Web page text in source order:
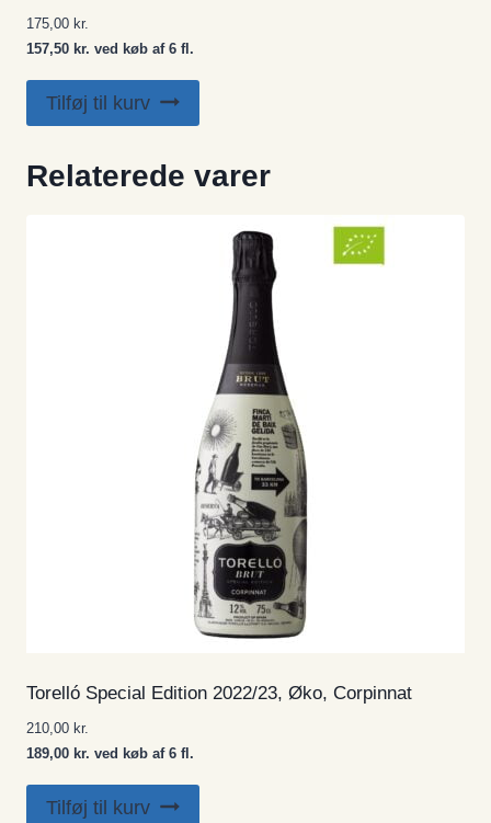
175,00 kr.
157,50 kr. ved køb af 6 fl.
Tilføj til kurv
Relaterede varer
Torelló Special Edition 2022/23, Øko, Corpinnat
210,00 kr.
189,00 kr. ved køb af 6 fl.
Tilføj til kurv